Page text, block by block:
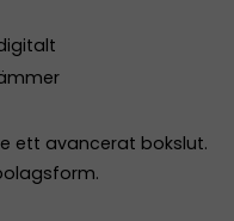
ett avancerat bokslut.